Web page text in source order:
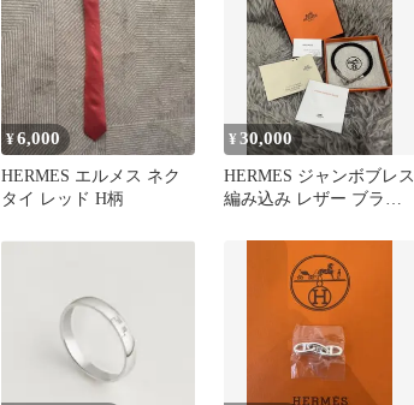
¥6,000
HERMES エルメス ネク
タイ レッド H柄
¥30,000
HERMES ジャンボブレス
編み込み レザー ブラッ